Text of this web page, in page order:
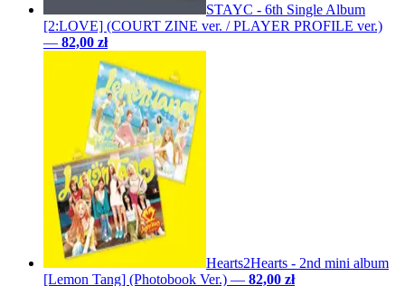
STAYC - 6th Single Album
[2:LOVE] (COURT ZINE ver. / PLAYER PROFILE ver.)
— 82,00 zł
Hearts2Hearts - 2nd mini album
[Lemon Tang] (Photobook Ver.) — 82,00 zł